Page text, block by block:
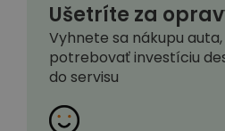
Ušetríte za
Vyhnete sa nákupu
potrebovať investíciu
do servisu